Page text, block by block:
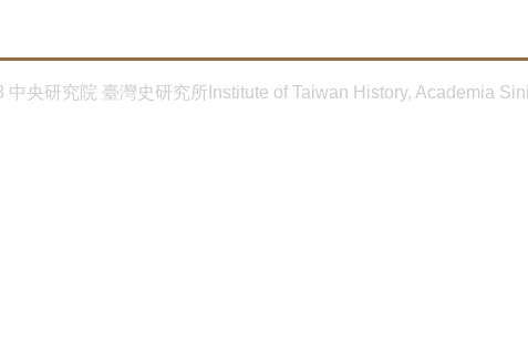
中央研究院 臺灣史研究所Institute of Taiwan History, Academia